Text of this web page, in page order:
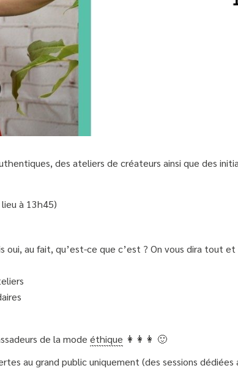
des ateliers de créateurs ainsi que des
à 13h45)
oui, au fait, qu’est-ce que c’est ? On vous dira tout
de la mode éthique 👩👩👩 🙂
au grand public uniquement (des sessions dédiées